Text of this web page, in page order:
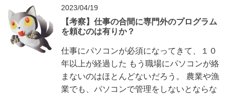
2023/04/19
【考察】仕事の合間に専門外のプログラム
を頼むのは有りか？
仕事にパソコンが必須になってきて、１０
年以上が経過した もう職場にパソコンが絡
まないのはほとんどないだろう。 農業や漁
業でも、パソコンで管理をしないとならな